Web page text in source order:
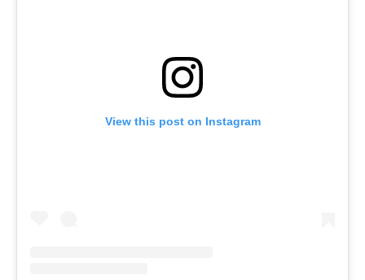
View this post on Instagram